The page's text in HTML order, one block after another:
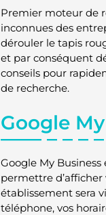
Premier moteur de
inconnues des
dérouler le tapis
et par conséquent
conseils pour
de recherche.
Google
Google My
permettre d’afficher
établissement sera
téléphone, vos